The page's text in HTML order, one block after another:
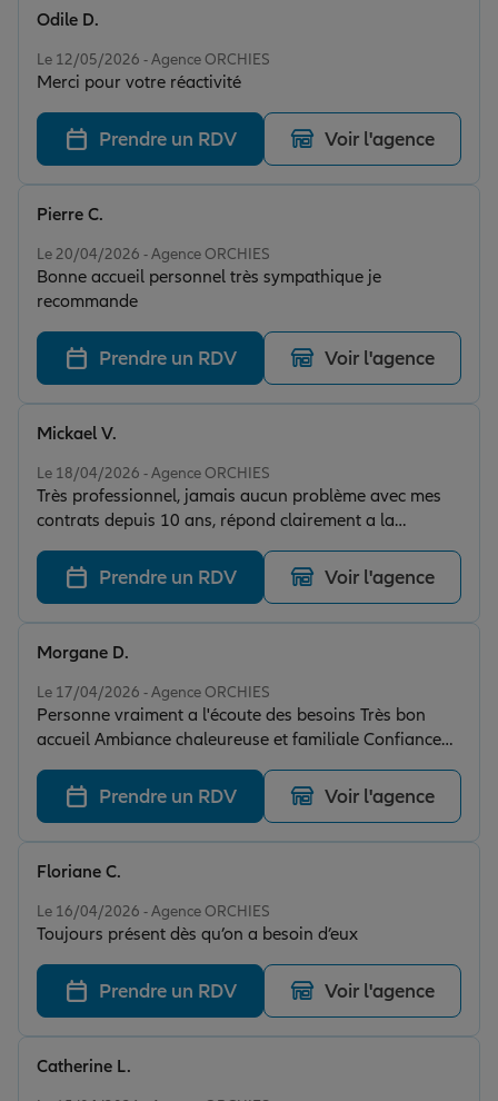
Le 12/05/2026 - Agence ORCHIES
Merci pour votre réactivité
Odile D.
Prendre un RDV Voir l'agence
Le 20/04/2026 - Agence ORCHIES
Bonne accueil personnel très sympathique je
recommande
Pierre C.
Prendre un RDV Voir l'agence
Le 18/04/2026 - Agence ORCHIES
Très professionnel, jamais aucun problème avec mes
contrats depuis 10 ans, répond clairement a la
moindre question, l'âme familiale c'est rare de nos
jours ,pour les motards je recommande a 100% et très
réactif au mail comme appel.
Mickael V.
Prendre un RDV Voir l'agence
Le 17/04/2026 - Agence ORCHIES
Personne vraiment a l'écoute des besoins Très bon
accueil Ambiance chaleureuse et familiale Confiance
garantie
Morgane D.
Prendre un RDV Voir l'agence
Le 16/04/2026 - Agence ORCHIES
Toujours présent dès qu’on a besoin d’eux
Floriane C.
Prendre un RDV Voir l'agence
Catherine L.